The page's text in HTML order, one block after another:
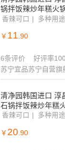
锅拌饭辣炒年糕火
香辣可口 多种用途
￥ 11.90
6条评价
好评率
苏宁宜品苏宁自营旗
清净园韩国进口 淳
石锅拌饭辣炒年糕
香辣可口 多种用途
￥ 20.90